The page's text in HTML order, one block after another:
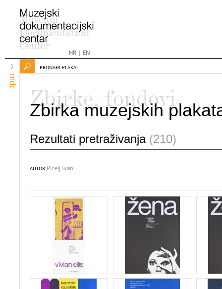
HR| EN
mdc
PRONAĐI PLAKAT
Zbirke, fondovi
Zbirka muzejskih
Rezultati pretraživanja (210)
AUTOR Picelj Ivan